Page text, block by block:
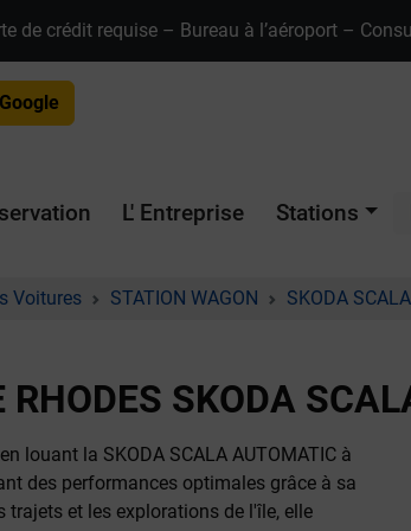
de crédit requise – Bureau à l’aéroport –
L' Entreprise Stations
Voitures STATION WAGON SKODA
RHODES SKODA
louant la SKODA SCALA AUTOMATIC à
des performances optimales grâce à sa
et les explorations de l'île, elle